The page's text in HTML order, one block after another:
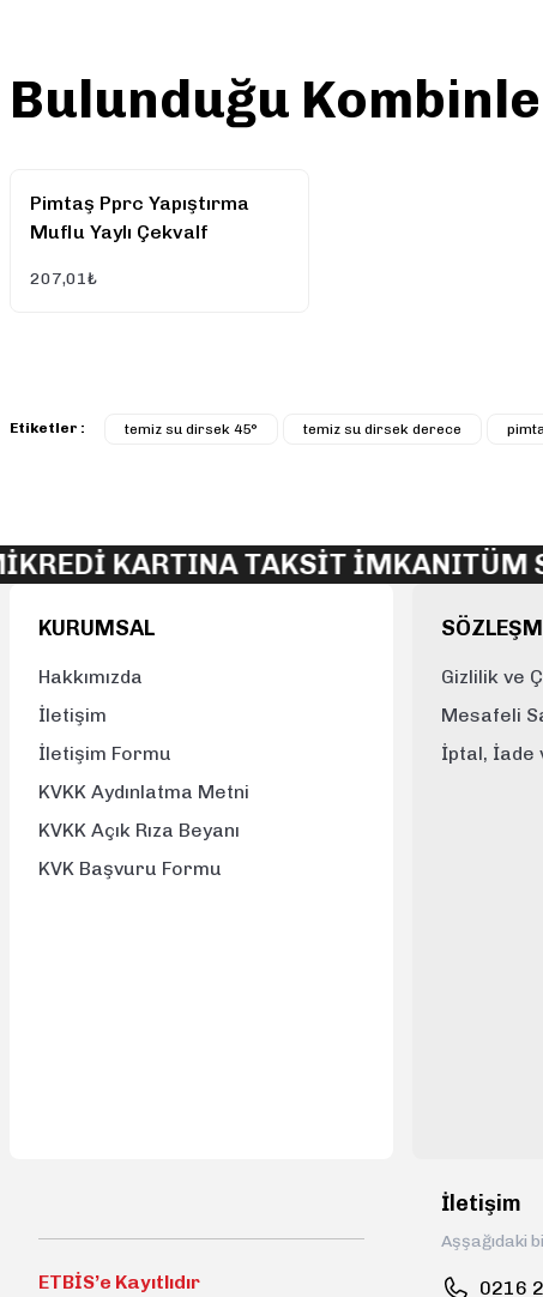
Ürün resmi kalitesiz, bozuk veya görüntülenemiyor.
Bulunduğu
Pimtaş Pprc Yapıştırma
Muflu Yaylı Çekvalf
207,01₺
Etiketler : temiz su dirsek 45° temiz su dirsek derece
KARTINA TAKSİT İMKANITÜM
KURUMSAL
Hakkımızda
İletişim
İletişim Formu
KVKK Aydınlatma Metni
KVKK Açık Rıza Beyanı
KVK Başvuru Formu
Gizlilik ve
Mesafeli
İptal, İade
ETBİS’e Kayıtlıdır
İletişim
Aşşağıdaki
0216